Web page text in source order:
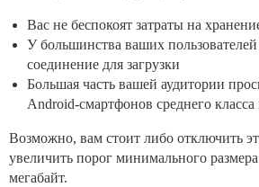
Вас не беспокоят затраты на
У большинства ваших
соединение для загрузки
Большая часть вашей аудитории
Android-смартфонов среднего
Возможно, вам стоит либо отключить
увеличить порог минимального
мегабайт.